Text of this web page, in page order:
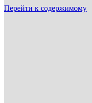
Перейти к содержимому